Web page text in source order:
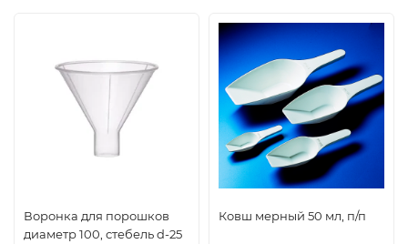
Воронка для порошков
диаметр 100, стебель d-25
Ковш мерный 50 мл, п/п